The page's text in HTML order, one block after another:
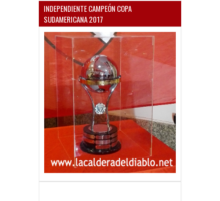
INDEPENDIENTE CAMPEÓN COPA
SUDAMERICANA 2017